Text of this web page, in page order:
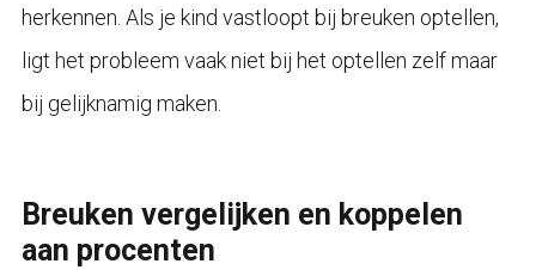
herkennen. Als je kind vastloopt bij breuken optellen,
ligt het probleem vaak niet bij het optellen zelf maar
bij gelijknamig maken.
Breuken vergelijken en koppelen
aan procenten